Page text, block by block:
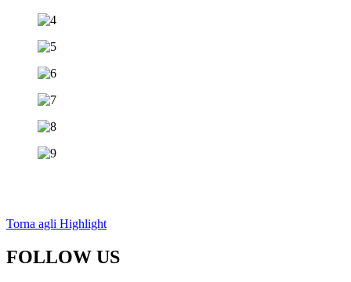
Torna agli Highlight
FOLLOW US